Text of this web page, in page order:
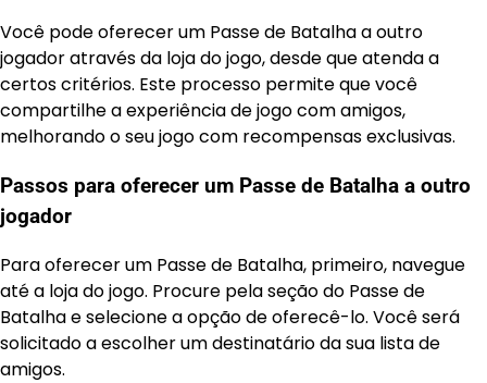
Você pode oferecer um Passe de Batalha a outro
jogador através da loja do jogo, desde que atenda a
certos critérios. Este processo permite que você
compartilhe a experiência de jogo com amigos,
melhorando o seu jogo com recompensas exclusivas.
Passos para oferecer um Passe de Batalha a outro
jogador
Para oferecer um Passe de Batalha, primeiro, navegue
até a loja do jogo. Procure pela seção do Passe de
Batalha e selecione a opção de oferecê-lo. Você será
solicitado a escolher um destinatário da sua lista de
amigos.